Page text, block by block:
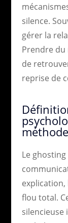
silence.
gérer la
Prendre
de
reprise de
méthode
Le
explication,
flou total.